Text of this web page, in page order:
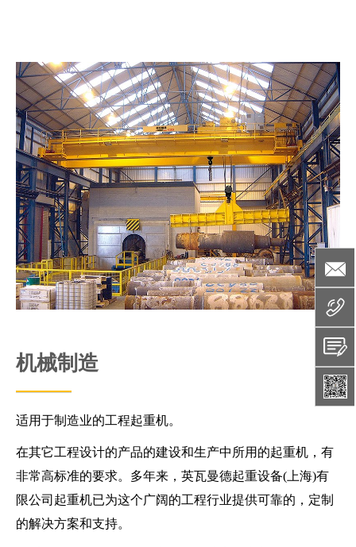
机械制造
适用于制造业的工程起重机。
在其它工程设计的产品的建设和生产中所用的起重机，有
非常高标准的要求。多年来，英瓦曼德起重设备(上海)有
限公司起重机已为这个广阔的工程行业提供可靠的，定制
的解决方案和支持。